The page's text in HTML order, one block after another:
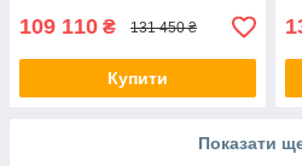
109 110 ₴ 131 450 ₴
Купити
Показати